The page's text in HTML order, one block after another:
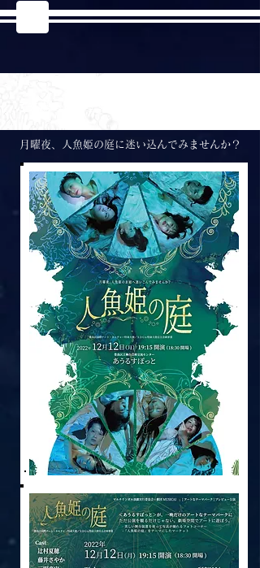
月曜夜、人魚姫の庭に迷い込んでみませんか？